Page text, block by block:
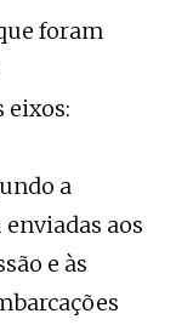
foram
eixos:
a
aos
e às